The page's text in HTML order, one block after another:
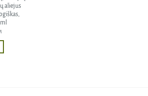
aliejus